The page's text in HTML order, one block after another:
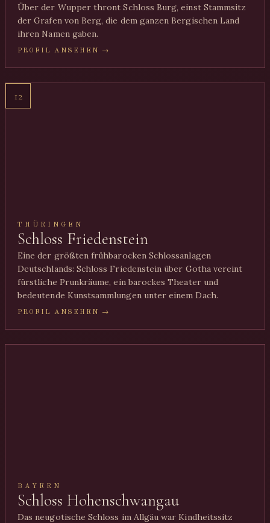
Über der Wupper thront Schloss Burg, einst Stammsitz
der Grafen von Berg, die dem ganzen Bergischen Land
ihren Namen gaben.
PROFIL ANSEHEN →
12
THÜRINGEN
Schloss Friedenstein
Eine der größten frühbarocken Schlossanlagen
Deutschlands: Schloss Friedenstein über Gotha vereint
fürstliche Prunkräume, ein barockes Theater und
bedeutende Kunstsammlungen unter einem Dach.
PROFIL ANSEHEN →
BAYERN
Schloss Hohenschwangau
Das neugotische Schloss im Allgäu war Kindheitssitz